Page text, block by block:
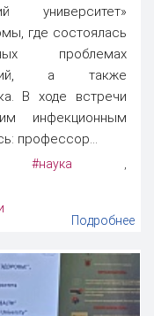
университет»
где состоялась
проблемах
а также
В ходе встречи
инфекционным
профессор...
#наука ,
Подробнее